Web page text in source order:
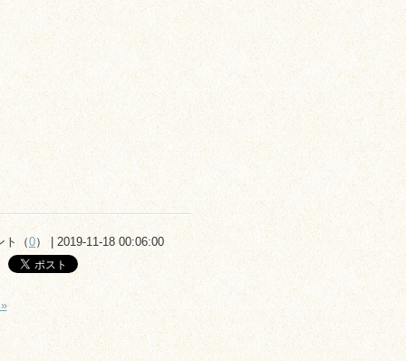
ト（0） | 2019-11-18 00:06:00